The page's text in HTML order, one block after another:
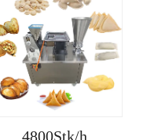
momo-
Machermaschine
Halbautomatik
Dampf Manuel
Baozi
4800Stk/h